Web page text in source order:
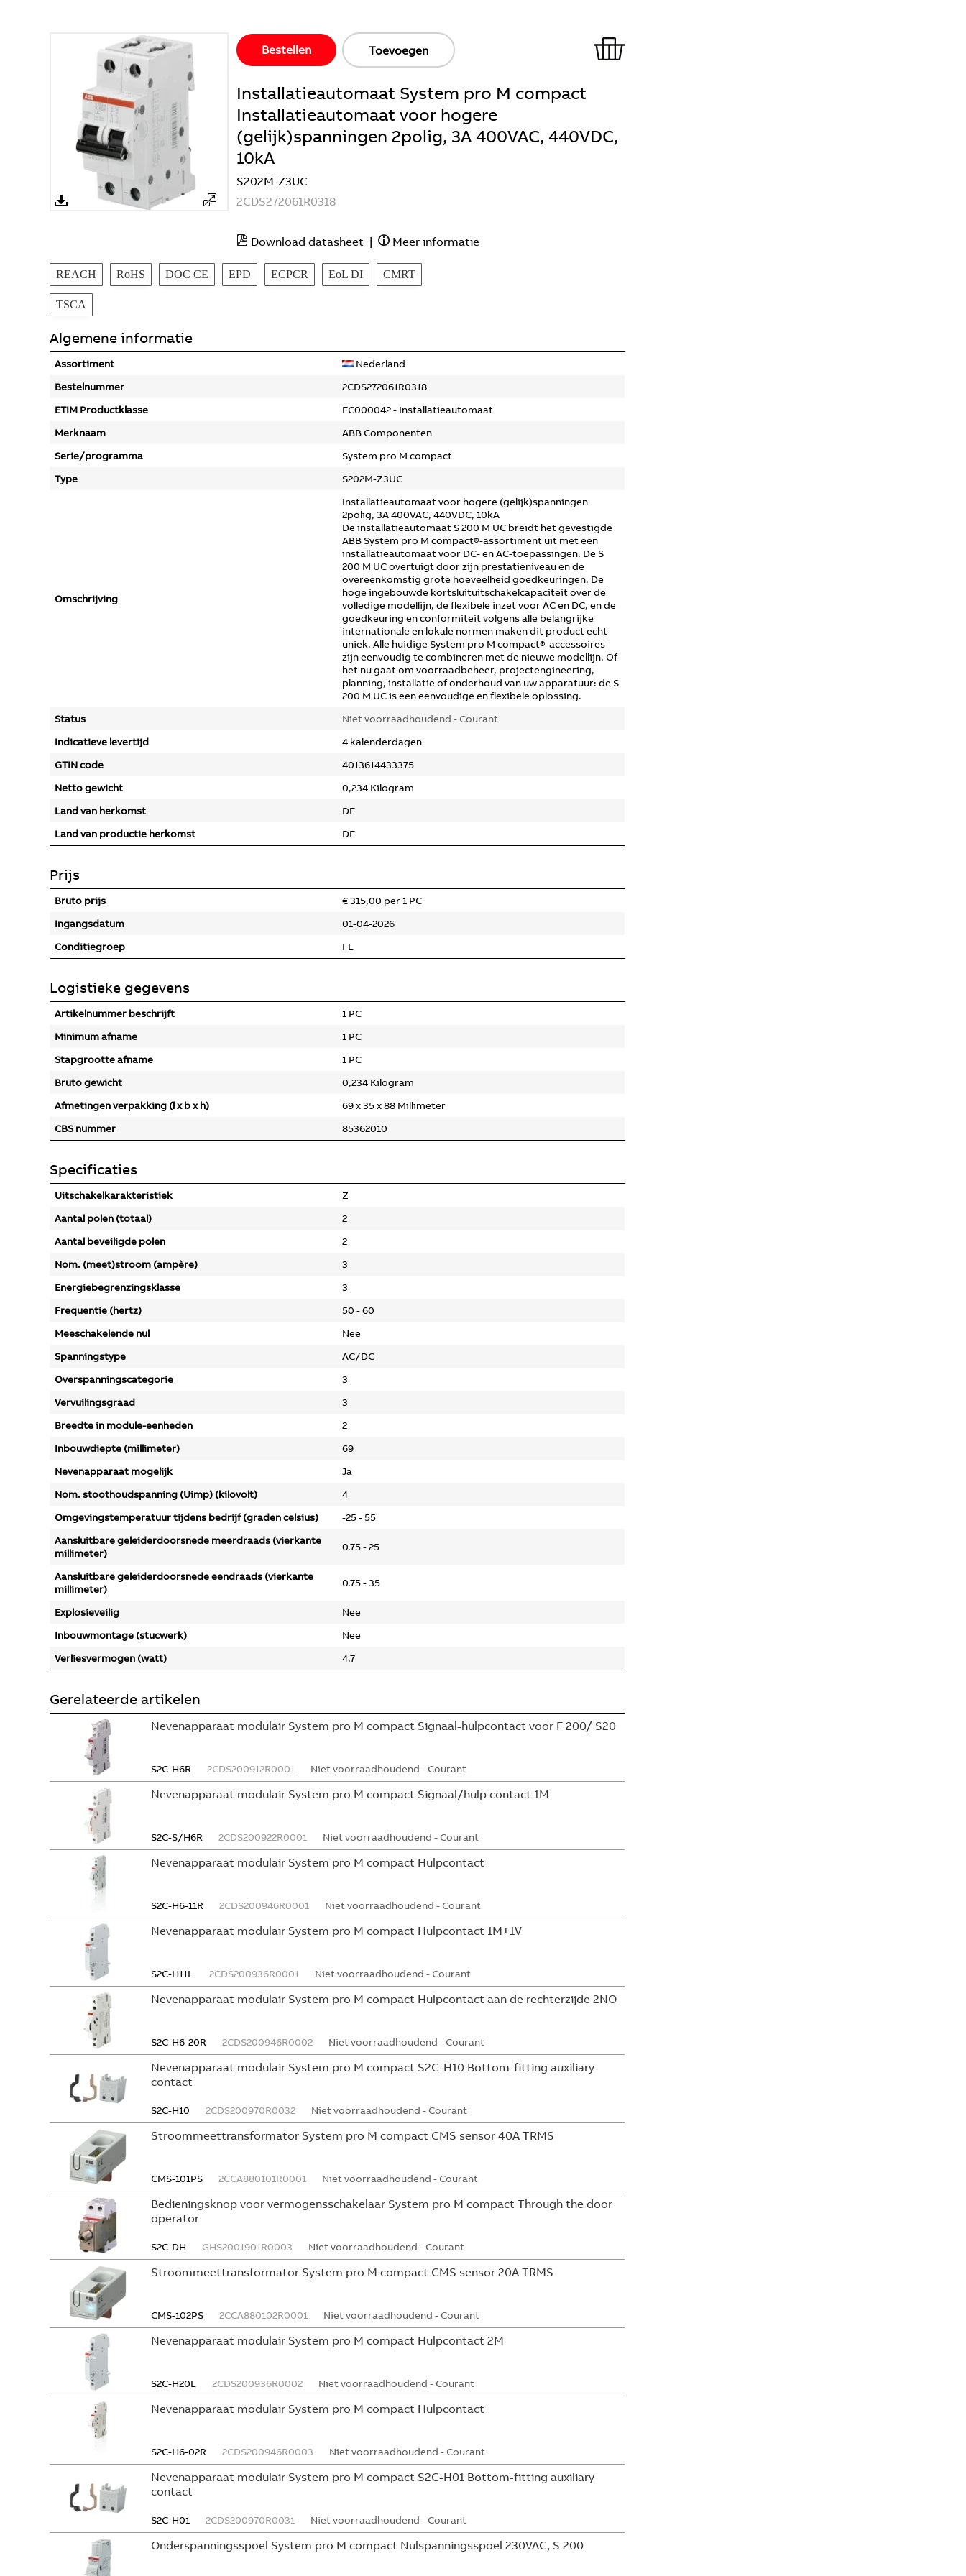
Bestellen Toevoegen
Installatieautomaat System pro M compact
Installatieautomaat voor hogere
(gelijk)spanningen 2polig, 3A 400VAC, 440VDC,
10kA
S202M-Z3UC
2CDS272061R0318
Download datasheet | Meer informatie
REACH RoHS DOC CE EPD ECPCR EoL DI CMRT
TSCA
Algemene informatie
Assortiment
Nederland
Bestelnummer
2CDS272061R0318
ETIM Productklasse
EC000042 - Installatieautomaat
Merknaam
ABB Componenten
Serie/programma
System pro M compact
Type
S202M-Z3UC
Omschrijving
Installatieautomaat voor hogere (gelijk)spanningen
2polig, 3A 400VAC, 440VDC, 10kA
De installatieautomaat S 200 M UC breidt het gevestigde
ABB System pro M compact®-assortiment uit met een
installatieautomaat voor DC- en AC-toepassingen. De S
200 M UC overtuigt door zijn prestatieniveau en de
overeenkomstig grote hoeveelheid goedkeuringen. De
hoge ingebouwde kortsluituitschakelcapaciteit over de
volledige modellijn, de flexibele inzet voor AC en DC, en de
goedkeuring en conformiteit volgens alle belangrijke
internationale en lokale normen maken dit product echt
uniek. Alle huidige System pro M compact®-accessoires
zijn eenvoudig te combineren met de nieuwe modellijn. Of
het nu gaat om voorraadbeheer, projectengineering,
planning, installatie of onderhoud van uw apparatuur: de S
200 M UC is een eenvoudige en flexibele oplossing.
Status
Niet voorraadhoudend - Courant
Indicatieve levertijd
4 kalenderdagen
GTIN code
4013614433375
Netto gewicht
0,234 Kilogram
Land van herkomst
DE
Land van productie herkomst
DE
Prijs
Bruto prijs
€ 315,00 per 1 PC
Ingangsdatum
01-04-2026
Conditiegroep
FL
Logistieke gegevens
Artikelnummer beschrijft
1 PC
Minimum afname
1 PC
Stapgrootte afname
1 PC
Bruto gewicht
0,234 Kilogram
Afmetingen verpakking (l x b x h)
69 x 35 x 88 Millimeter
CBS nummer
85362010
Specificaties
Uitschakelkarakteristiek
Z
Aantal polen (totaal)
2
Aantal beveiligde polen
2
Nom. (meet)stroom (ampère)
3
Energiebegrenzingsklasse
3
Frequentie (hertz)
50 - 60
Meeschakelende nul
Nee
Spanningstype
AC/DC
Overspanningscategorie
3
Vervuilingsgraad
3
Breedte in module-eenheden
2
Inbouwdiepte (millimeter)
69
Nevenapparaat mogelijk
Ja
Nom. stoothoudspanning (Uimp) (kilovolt)
4
Omgevingstemperatuur tijdens bedrijf (graden celsius)
-25 - 55
Aansluitbare geleiderdoorsnede meerdraads (vierkante
millimeter)
0.75 - 25
Aansluitbare geleiderdoorsnede eendraads (vierkante
millimeter)
0.75 - 35
Explosieveilig
Nee
Inbouwmontage (stucwerk)
Nee
Verliesvermogen (watt)
4.7
Gerelateerde artikelen
Nevenapparaat modulair System pro M compact Signaal-hulpcontact voor F 200/ S20
S2C-H6R 2CDS200912R0001 Niet voorraadhoudend - Courant
Nevenapparaat modulair System pro M compact Signaal/hulp contact 1M
S2C-S/H6R 2CDS200922R0001 Niet voorraadhoudend - Courant
Nevenapparaat modulair System pro M compact Hulpcontact
S2C-H6-11R 2CDS200946R0001 Niet voorraadhoudend - Courant
Nevenapparaat modulair System pro M compact Hulpcontact 1M+1V
S2C-H11L 2CDS200936R0001 Niet voorraadhoudend - Courant
Nevenapparaat modulair System pro M compact Hulpcontact aan de rechterzijde 2NO
S2C-H6-20R 2CDS200946R0002 Niet voorraadhoudend - Courant
Nevenapparaat modulair System pro M compact S2C-H10 Bottom-fitting auxiliary
contact
S2C-H10 2CDS200970R0032 Niet voorraadhoudend - Courant
Stroommeettransformator System pro M compact CMS sensor 40A TRMS
CMS-101PS 2CCA880101R0001 Niet voorraadhoudend - Courant
Bedieningsknop voor vermogensschakelaar System pro M compact Through the door
operator
S2C-DH GHS2001901R0003 Niet voorraadhoudend - Courant
Stroommeettransformator System pro M compact CMS sensor 20A TRMS
CMS-102PS 2CCA880102R0001 Niet voorraadhoudend - Courant
Nevenapparaat modulair System pro M compact Hulpcontact 2M
S2C-H20L 2CDS200936R0002 Niet voorraadhoudend - Courant
Nevenapparaat modulair System pro M compact Hulpcontact
S2C-H6-02R 2CDS200946R0003 Niet voorraadhoudend - Courant
Nevenapparaat modulair System pro M compact S2C-H01 Bottom-fitting auxiliary
contact
S2C-H01 2CDS200970R0031 Niet voorraadhoudend - Courant
Onderspanningsspoel System pro M compact Nulspanningsspoel 230VAC, S 200